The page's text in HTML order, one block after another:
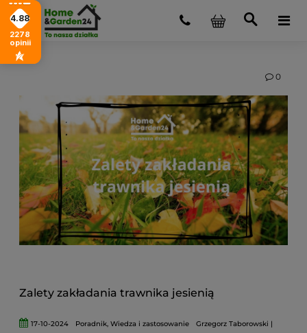
Zalety zakładania trawnika jesienią
0
17-10-2024 Poradnik,Wiedza i zastosowanie
Grzegorz Taborowski |
4.88
2278
opinii